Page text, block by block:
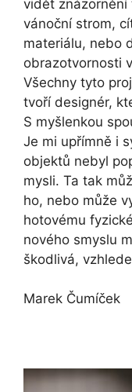
vidět
vánoční strom,
materiálu, nebo
obrazotvornosti
Všechny tyto
tvoří designér,
S myšlenkou
Je mi upřímně i
objektů nebyl
mysli. Ta tak
ho, nebo může
hotovému
nového smyslu
škodlivá,
Marek Čumíček